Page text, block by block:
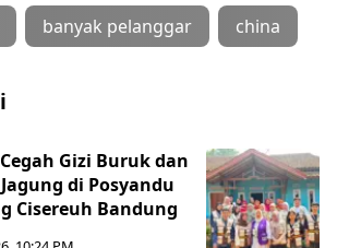
banyak pelanggar china
Gizi Buruk dan
di Posyandu
Cisereuh Bandung